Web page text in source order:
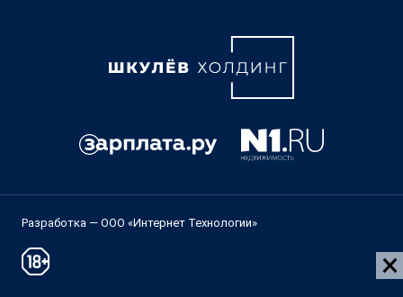
Разработка — ООО «Интернет Технологии»